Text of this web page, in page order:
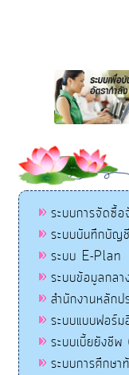
ระบบการจัดซื้
ระบบบันทึกบัญ
ระบบ E-Plan
ระบบข้อมูลกลา
สำนักงานหลัก
ระบบแบบฟอร์
ระบบเบี้ยยังชี
ระบบการศึกษา